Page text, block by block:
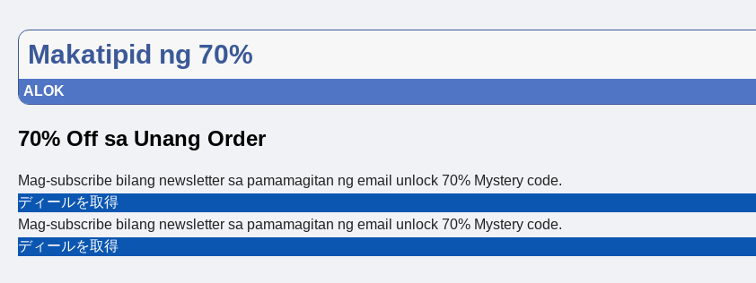
Makatipid ng 70%
ALOK
70% Off sa Unang Order
Mag-subscribe bilang newsletter sa pamamagitan ng email unlock 70% Mystery code.
ディールを取得
Mag-subscribe bilang newsletter sa pamamagitan ng email unlock 70% Mystery code.
ディールを取得